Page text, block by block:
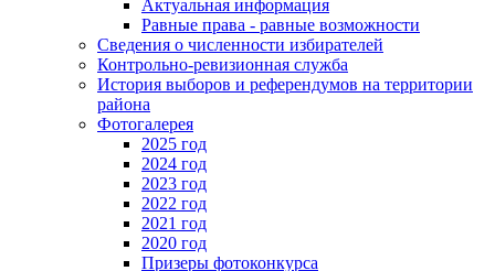
Актуальная информация
Равные права - равные возможности
Сведения о численности избирателей
Контрольно-ревизионная служба
История выборов и референдумов на территории
района
Фотогалерея
2025 год
2024 год
2023 год
2022 год
2021 год
2020 год
Призеры фотоконкурса